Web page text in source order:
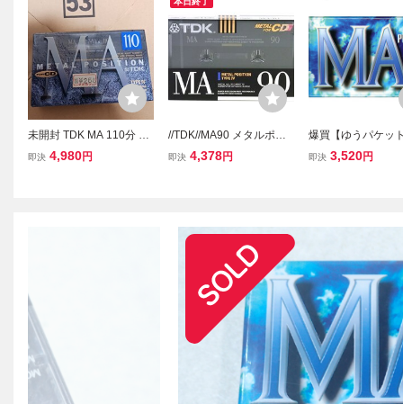
未開封 TDK MA 110分 カ
セットテープ メタルテー
即決 4,980円
//TDK//MA90 メタルポジ
ション 90分 カセットテー
即決 4,378円
爆買【ゆうパケッ
応】TDK カセット
即決 3,520円